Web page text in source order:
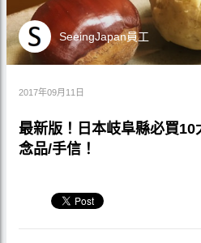
SeeingJapan員工
2017年09月11日
最新版！日本岐阜縣必買
念品/手信！